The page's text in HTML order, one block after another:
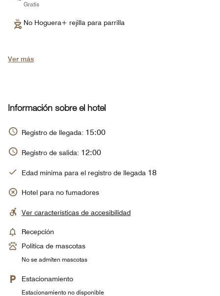
Gratis
No Hoguera+ rejilla para parrilla
Ver más
Información sobre el hotel
Registro de llegada: 15:00
Registro de salida: 12:00
Edad mínima para el registro de llegada 18
Hotel para no fumadores
Ver características de accesibilidad
Recepción
Política de mascotas
No se admiten mascotas
Estacionamiento
Estacionamiento no disponible